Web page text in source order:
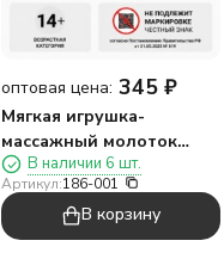
оптовая цена: 345 ₽
Мягкая игрушка-
массажный молоток
"Лапа", розовая
(34*17см)
В наличии 6 шт.
Артикул:186-001
В корзину